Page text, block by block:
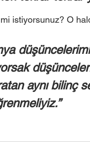
mi istiyorsunuz? O
aynı bilinç